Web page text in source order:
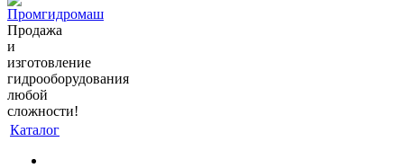
Продажа
и
изготовление
гидрооборудования
любой
сложности!
Каталог